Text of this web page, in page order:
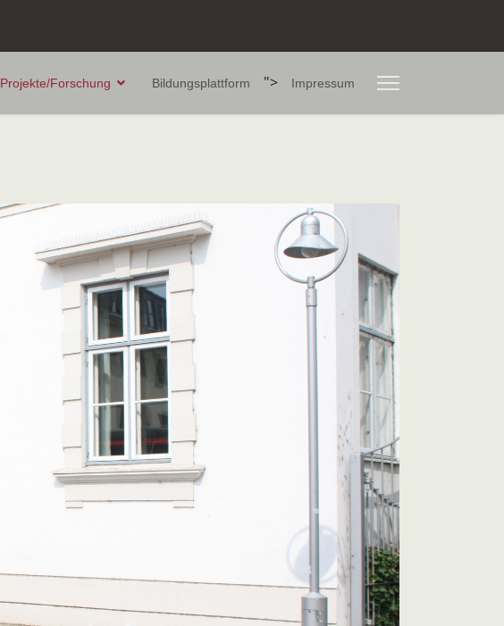
Projekte/Forschung Bildungsplattform "> Impressum